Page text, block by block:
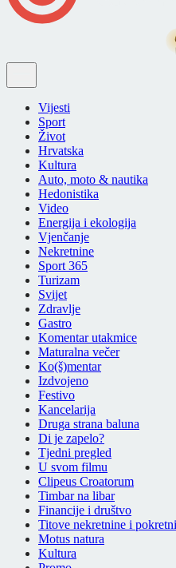
Vijesti
Sport
Život
Hrvatska
Kultura
Auto, moto & nautika
Hedonistika
Video
Energija i ekologija
Vjenčanje
Nekretnine
Sport 365
Turizam
Svijet
Zdravlje
Gastro
Komentar utakmice
Maturalna večer
Ko(š)mentar
Izdvojeno
Festivo
Kancelarija
Druga strana baluna
Di je zapelo?
Tjedni pregled
U svom filmu
Clipeus Croatorum
Timbar na libar
Financije i društvo
Titove nekretnine i
Motus natura
Kultura